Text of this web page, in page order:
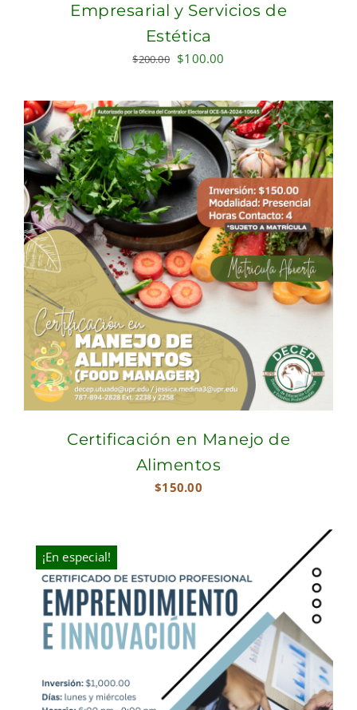
Empresarial y Servicios de
Estética
$200.00 Original
was:
$200.00.
$100.00
is:
$100.00.
Certificación en Manejo de
Alimentos
$150.00
¡En especial!